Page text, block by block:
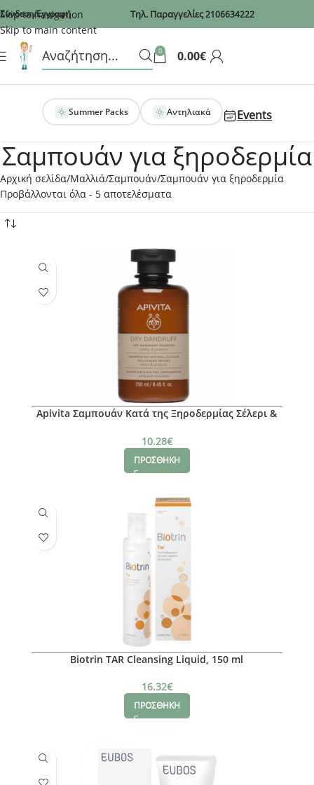
Recaptcha
Skip to navigation
Skip to main content
Σύνδεση/Εγγραφή Τηλ. Παραγγελίες2106634222
0 0.00€
Summer Packs Αντηλιακά Events
Σαμπουάν για ξηροδερμία
Αρχική σελίδα Μαλλιά Σαμπουάν Σαμπουάν για ξηροδερμία
Προβάλλονται όλα - 5 αποτελέσματα
Apivita Σαμπουάν Κατά της Ξηροδερμίας Σέλερι &
10.28€
ΠΡΟΣΘΗΚΗ
Biotrin TAR Cleansing Liquid, 150 ml
16.32€
ΠΡΟΣΘΗΚΗ